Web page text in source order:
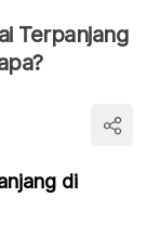
Terpanjang
di